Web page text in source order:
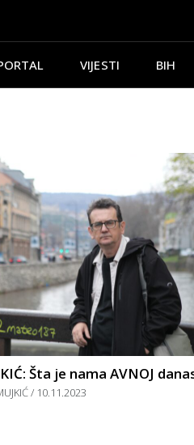
VIJESTI BIH
Šta je nama AVNOJ
10.11.2023